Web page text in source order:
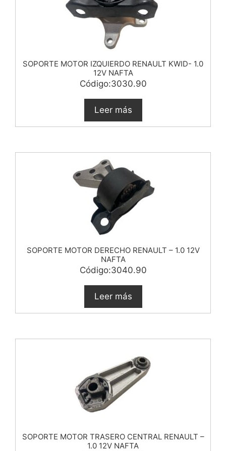
SOPORTE MOTOR IZQUIERDO RENAULT KWID- 1.0
12V NAFTA
Código:3030.90
Leer más
SOPORTE MOTOR DERECHO RENAULT – 1.0 12V
NAFTA
Código:3040.90
Leer más
SOPORTE MOTOR TRASERO CENTRAL RENAULT –
1.0 12V NAFTA